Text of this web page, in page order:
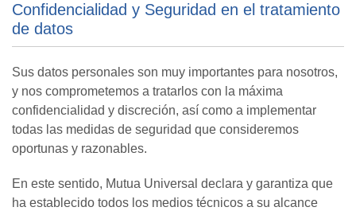
Confidencialidad y Seguridad en el tratamiento
de datos
Sus datos personales son muy importantes para nosotros,
y nos comprometemos a tratarlos con la máxima
confidencialidad y discreción, así como a implementar
todas las medidas de seguridad que consideremos
oportunas y razonables.
En este sentido, Mutua Universal declara y garantiza que
ha establecido todos los medios técnicos a su alcance